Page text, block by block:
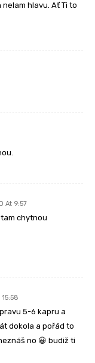
hlavu. Ať Ti to
At 9:57
tam chytnou
5-6 kapru a
dokola a pořád to
no 😀 budiž ti